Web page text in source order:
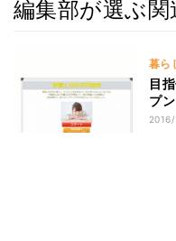
編集部が選ぶ関
暮ら
目
プン